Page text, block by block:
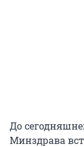
До
Минздрава